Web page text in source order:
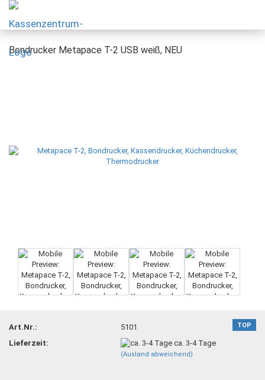
Bondrucker Metapace T-2 USB weiß, NEU
TOP
Art.Nr.:
5101
Lieferzeit:
ca. 3-4 Tage
(Ausland abweichend)